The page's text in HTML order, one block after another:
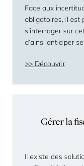
Face aux
obligatoires, il est
s’interroger sur
d’ainsi anticiper
Découvrir
Gérer la
Il existe des